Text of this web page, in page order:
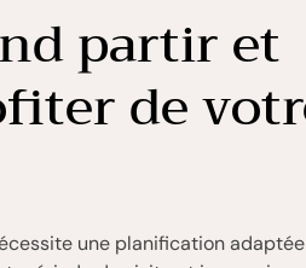
partir et
de
une planification